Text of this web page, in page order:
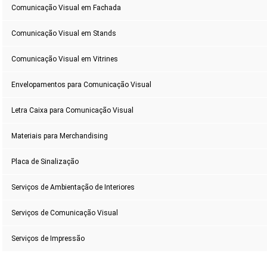
Comunicação Visual em Fachada
Comunicação Visual em Stands
Comunicação Visual em Vitrines
Envelopamentos para Comunicação Visual
Letra Caixa para Comunicação Visual
Materiais para Merchandising
Placa de Sinalização
Serviços de Ambientação de Interiores
Serviços de Comunicação Visual
Serviços de Impressão